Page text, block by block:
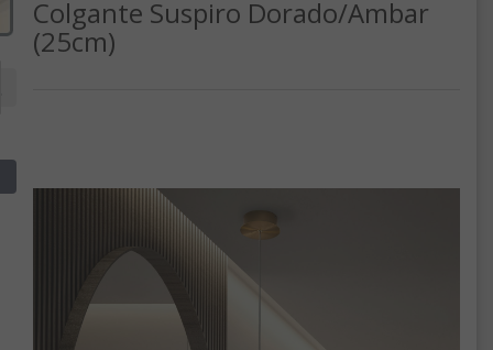
Colgante Suspiro Dorado/Ambar
(25cm)